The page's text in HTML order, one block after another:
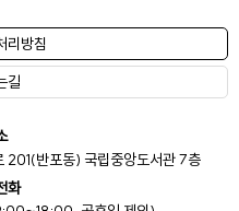
리방침
길
반포동) 국립중앙도서관 7층
화